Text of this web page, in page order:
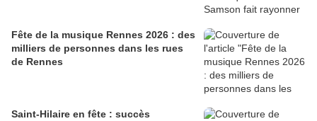
Fête de la musique Rennes 2026 : des
milliers de personnes dans les rues
de Rennes
Saint-Hilaire en fête : succès